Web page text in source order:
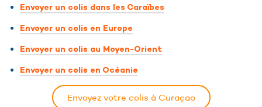
Envoyer un colis dans les Caraïbes
Envoyer un colis en Europe
Envoyer un colis au Moyen-Orient
Envoyer un colis en Océanie
Envoyez votre colis à Curaçao